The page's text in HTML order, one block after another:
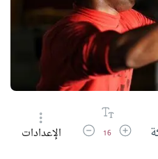
زيادة حجم الخط
16 تقليل حجم الخط
الإعدادات